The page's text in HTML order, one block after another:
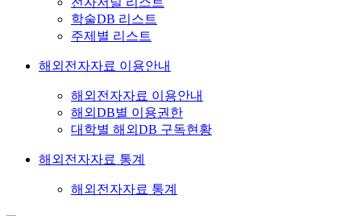
학술DB 리스트
주제별 리스트
해외전자자료 이용안내
해외전자자료 이용안내
해외DB별 이용권한
대학별 해외DB 구독현황
해외전자자료 통계
해외전자자료 통계